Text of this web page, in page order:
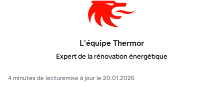
L'équipe Thermor
Expert de la rénovation énergétique
4 minutes de lecturemise à jour le 20.01.2026